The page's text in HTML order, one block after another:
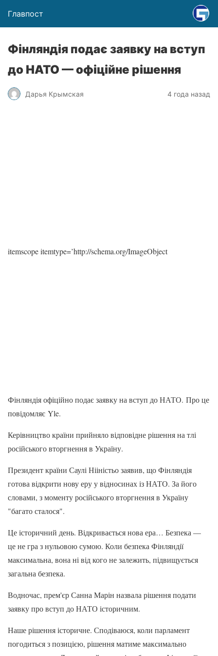
Главпост
Фінляндія подає заявку на вступ
до НАТО — офіційне рішення
Дарья Крымская 4 года назад
itemscope itemtype=’http://schema.org/ImageObject
Фінляндія офіційно подає заявку на вступ до НАТО. Про це
повідомляє Yle.
Керівництво країни прийняло відповідне рішення на тлі
російського вторгнення в Україну.
Президент країни Саулі Нііністьо заявив, що Фінляндія
готова відкрити нову еру у відносинах із НАТО. За його
словами, з моменту російського вторгнення в Україну
"багато сталося".
Це історичний день. Відкривається нова ера… Безпека —
це не гра з нульовою сумою. Коли безпека Фінляндії
максимальна, вона ні від кого не залежить, підвищується
загальна безпека.
Водночас, прем'єр Санна Марін назвала рішення подати
заявку про вступ до НАТО історичним.
Наше рішення історичне. Сподіваюся, коли парламент
погодиться з позицією, рішення матиме максимально